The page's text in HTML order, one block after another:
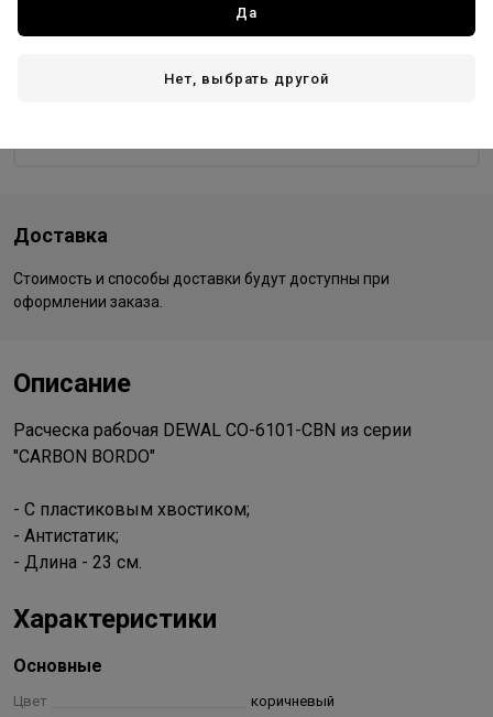
Dewal PRO
Германия - страна бренда
Доставка
Стоимость и способы доставки будут доступны при
оформлении заказа.
Описание
Расческа рабочая DEWAL CO-6101-CBN из серии
"CARBON BORDO"
- С пластиковым хвостиком;
- Антистатик;
- Длина - 23 см.
Характеристики
Основные
Цвет коричневый
Да
Нет, выбрать другой